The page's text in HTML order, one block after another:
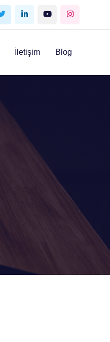
İletişim Blog